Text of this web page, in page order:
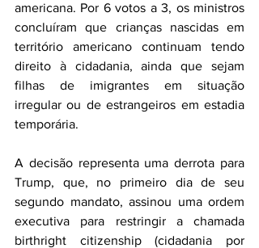
americana. Por 6 votos a 3, os ministros
concluíram que crianças nascidas em
território americano continuam tendo
direito à cidadania, ainda que sejam
filhas de imigrantes em situação
irregular ou de estrangeiros em estadia
temporária.
A decisão representa uma derrota para
Trump, que, no primeiro dia de seu
segundo mandato, assinou uma ordem
executiva para restringir a chamada
birthright citizenship (cidadania por